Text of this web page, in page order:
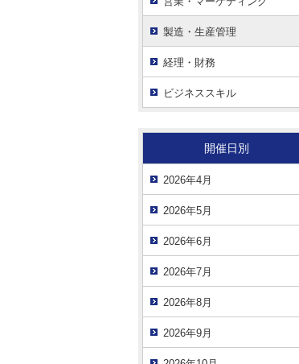
製造・生産管理
経理・財務
ビジネススキル
開催日別
2026年4月
2026年5月
2026年6月
2026年7月
2026年8月
2026年9月